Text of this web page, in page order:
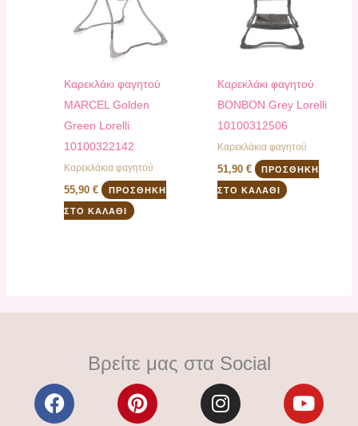
Καρεκλάκι φαγητού
MARCEL Golden
Green Lorelli
10100322142
Καρεκλάκια φαγητού
55,90€ ΠΡΟΣΘΉΚΗ
ΣΤΟ ΚΑΛΆΘΙ
Καρεκλάκι φαγητού
BONBON Grey Lorelli
10100312506
Καρεκλάκια φαγητού
51,90 € ΠΡΟΣΘΉΚΗ
ΣΤΟ ΚΑΛΆΘΙ
Βρείτε μας στα Social
F
a
P
i
I
n
Y
o